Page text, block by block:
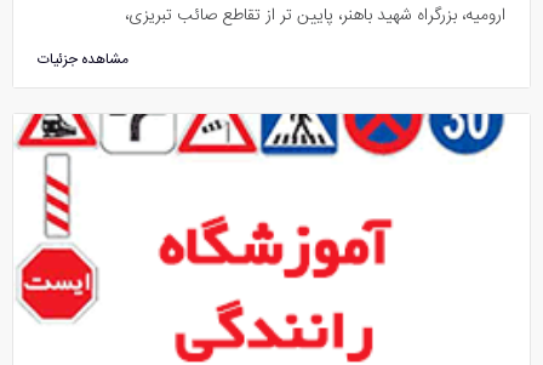
ارومیه، بزرگراه شهید باهنر، پایین تر از تقاطع صائب تبریزی،
مشاهده جزئیات